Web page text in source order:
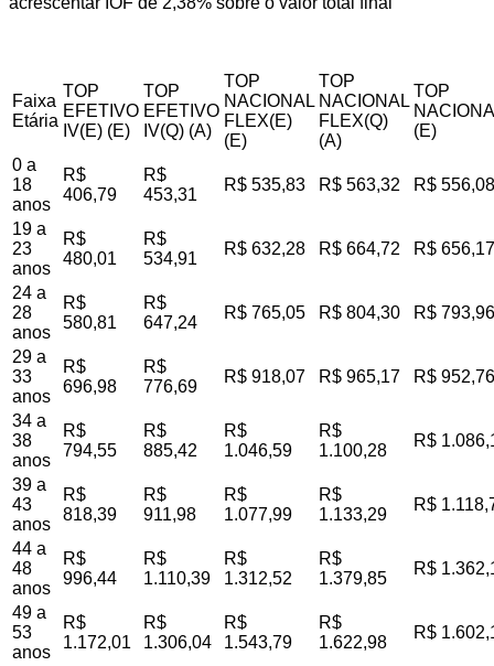
Faixa
Etária
TOP
EFETIVO
IV(E) (E)
TOP
EFETIVO
IV(Q) (A)
TOP
NACIONAL
FLEX(E)
(E)
TOP
NACIONAL
FLEX(Q)
(A)
TOP
(E)
0 a
18
anos
R$
406,79
R$
453,31
R$ 535,83 R$ 563,32 R$ 556,08
19 a
23
anos
R$
480,01
R$
534,91
R$ 632,28 R$ 664,72 R$ 656,17
24 a
28
anos
R$
580,81
R$
647,24
R$ 765,05 R$ 804,30 R$ 793,96
29 a
33
anos
R$
696,98
R$
776,69
R$ 918,07 R$ 965,17 R$ 952,76
34 a
38
anos
R$
794,55
R$
885,42
R$
1.046,59
R$
1.100,28
R$
39 a
43
anos
R$
818,39
R$
911,98
R$
1.077,99
R$
1.133,29
R$
44 a
48
anos
R$
996,44
R$
1.110,39
R$
1.312,52
R$
1.379,85
R$
49 a
53
anos
R$
1.172,01
R$
1.306,04
R$
1.543,79
R$
1.622,98
R$